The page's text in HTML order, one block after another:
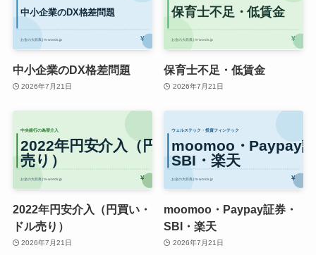
中小企業のDX格差問題
2026年7月21日
保育士不足・低賃金
2026年7月21日
2022年円安介入（円買い・
ドル売り）
2026年7月21日
moomoo・Paypay証券・
SBI・楽天
2026年7月21日